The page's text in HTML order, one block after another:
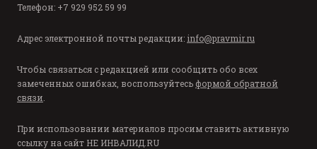
Телефон: +7 929 952 59 99
Адрес электронной почты редакции: info@pravmir.ru
Чтобы связаться с редакцией или сообщить обо всех
замеченных ошибках, воспользуйтесь формой обратной
связи
При использовании материалов просим ставить активную
ссылку на сайт НЕ ИНВАЛИД.RU